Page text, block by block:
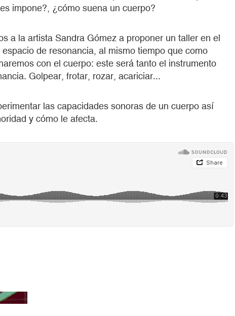
impone?, ¿cómo suena un cuerpo?
a la artista Sandra Gómez a proponer un taller en el
de resonancia, al mismo tiempo que como
con el cuerpo: este será tanto el instrumento
Golpear, frotar, rozar, acariciar...
las capacidades sonoras de un cuerpo así
y cómo le afecta.